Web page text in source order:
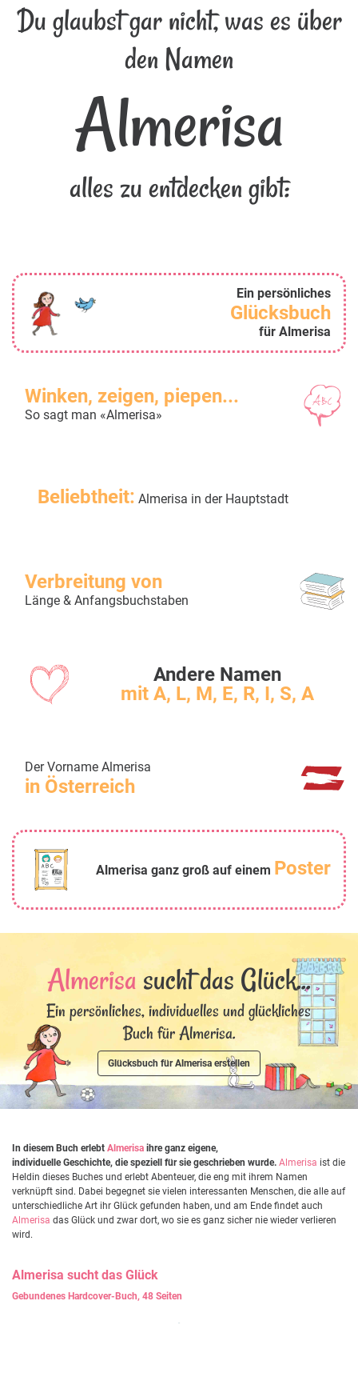
Du glaubst gar nicht, was es über
den Namen
Almerisa
alles zu entdecken gibt:
Ein persönliches
Glücksbuch
für Almerisa
Winken, zeigen, piepen...
So sagt man «Almerisa»
Beliebtheit: Almerisa in der Hauptstadt
Verbreitung von
Länge & Anfangsbuchstaben
Andere Namen
mit A, L, M, E, R, I, S, A
Der Vorname Almerisa
in Österreich
Almerisa ganz groß auf einem Poster
Almerisa sucht das Glück...
Ein persönliches, individuelles und glückliches
Buch für Almerisa.
Glücksbuch für Almerisa erstellen
In diesem Buch erlebt Almerisa ihre ganz eigene,
individuelle Geschichte, die speziell für sie geschrieben wurde. Almerisa ist die
Heldin dieses Buches und erlebt Abenteuer, die eng mit ihrem Namen
verknüpft sind. Dabei begegnet sie vielen interessanten Menschen, die alle auf
unterschiedliche Art ihr Glück gefunden haben, und am Ende findet auch
Almerisa das Glück und zwar dort, wo sie es ganz sicher nie wieder verlieren
wird.
Almerisa sucht das Glück
Gebundenes Hardcover-Buch, 48 Seiten